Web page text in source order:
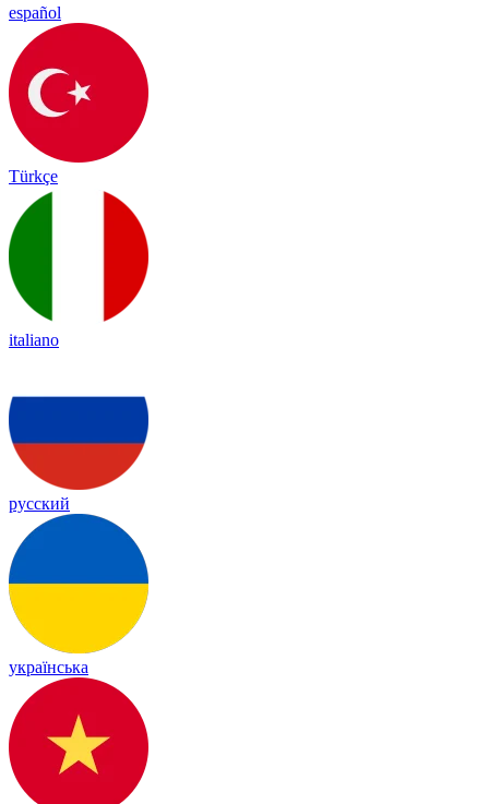
español
Türkçe
italiano
русский
українська